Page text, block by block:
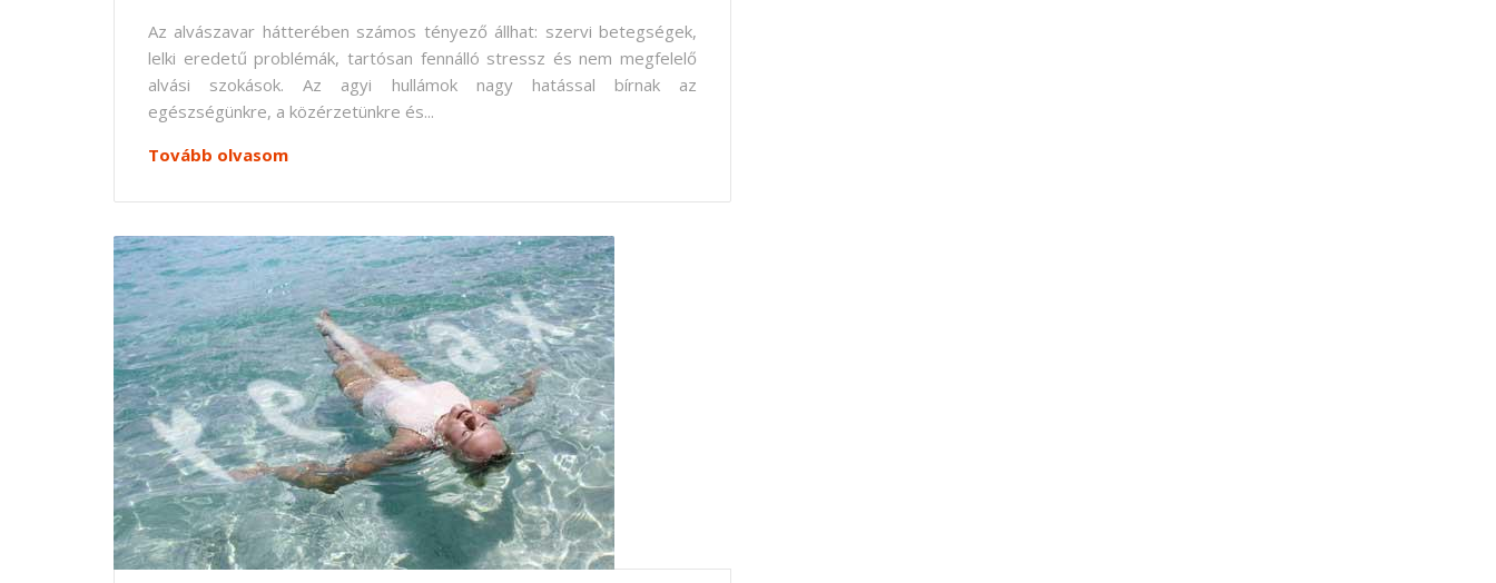
Az alvászavar hátterében számos tényező állhat: szervi betegségek,
lelki eredetű problémák, tartósan fennálló stressz és nem megfelelő
alvási szokások. Az agyi hullámok nagy hatással bírnak az
egészségünkre, a közérzetünkre és...
Tovább olvasom